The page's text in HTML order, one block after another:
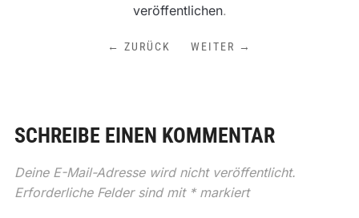
veröffentlichen.
← ZURÜCK WEITER →
SCHREIBE EINEN KOMMENTAR
Deine E-Mail-Adresse wird nicht veröffentlicht.
Erforderliche Felder sind mit *markiert